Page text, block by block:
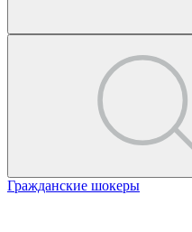
Гражданские шокеры